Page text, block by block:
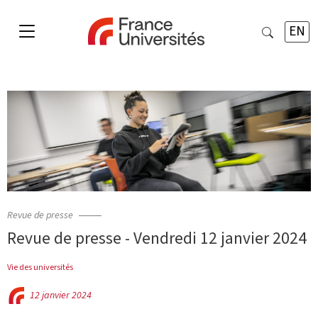
EN
Revue de presse
Revue de presse - Vendredi 12 janvier 2024
Vie des universités
12 janvier 2024